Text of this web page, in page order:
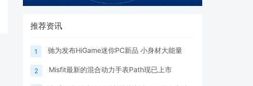
推荐资讯
1 驰为发布HiGame迷你PC新品 小身材大能量
2 Misfit最新的混合动力手表Path现已上市